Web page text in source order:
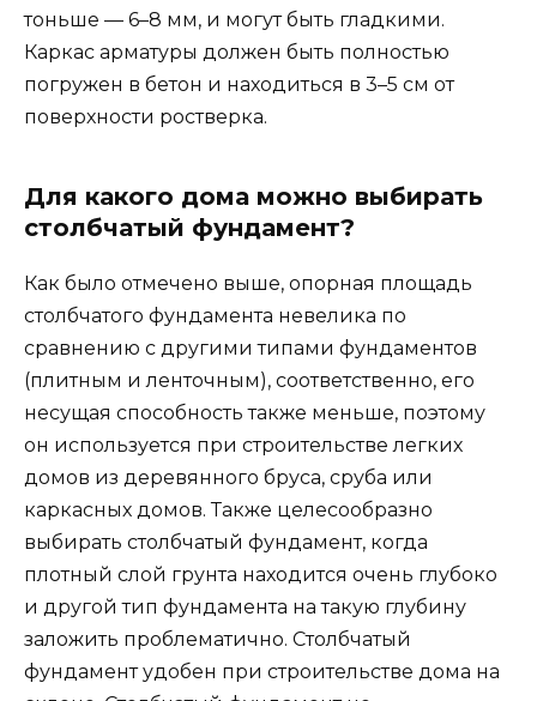
тоньше — 6–8 мм, и могут быть гладкими.
Каркас арматуры должен быть полностью
погружен в бетон и находиться в 3–5 см от
поверхности ростверка.
Для какого дома можно выбирать
столбчатый фундамент?
Как было отмечено выше, опорная площадь
столбчатого фундамента невелика по
сравнению с другими типами фундаментов
(плитным и ленточным), соответственно, его
несущая способность также меньше, поэтому
он используется при строительстве легких
домов из деревянного бруса, сруба или
каркасных домов. Также целесообразно
выбирать столбчатый фундамент, когда
плотный слой грунта находится очень глубоко
и другой тип фундамента на такую глубину
заложить проблематично. Столбчатый
фундамент удобен при строительстве дома на